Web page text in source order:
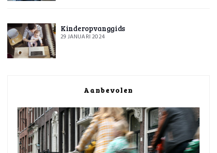
Kinderopvanggids
29 JANUARI 2024
Aanbevolen